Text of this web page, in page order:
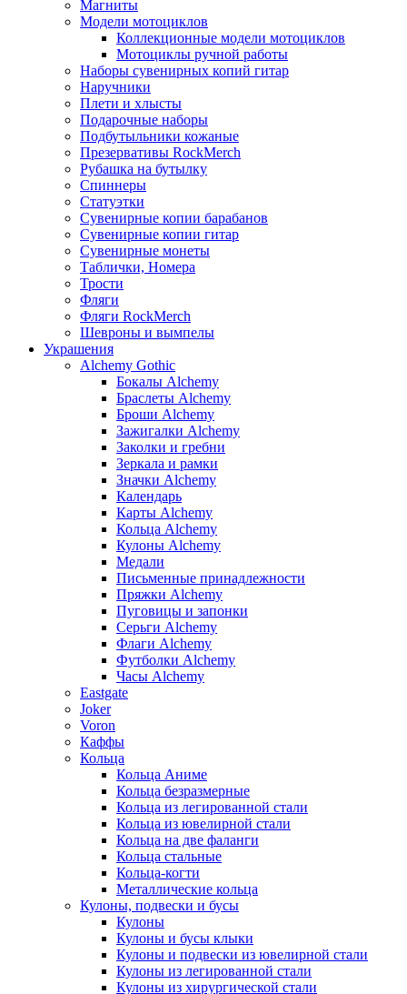
Магниты
Модели мотоциклов
Коллекционные модели мотоциклов
Мотоциклы ручной работы
Наборы сувенирных копий гитар
Наручники
Плети и хлысты
Подарочные наборы
Подбутыльники кожаные
Презервативы RockMerch
Рубашка на бутылку
Спиннеры
Статуэтки
Сувенирные копии барабанов
Сувенирные копии гитар
Сувенирные монеты
Таблички, Номера
Трости
Фляги
Фляги RockMerch
Шевроны и вымпелы
Украшения
Alchemy Gothic
Бокалы Alchemy
Браслеты Alchemy
Броши Alchemy
Зажигалки Alchemy
Заколки и гребни
Зеркала и рамки
Значки Alchemy
Календарь
Карты Alchemy
Кольца Alchemy
Кулоны Alchemy
Медали
Письменные принадлежности
Пряжки Alchemy
Пуговицы и запонки
Серьги Alchemy
Флаги Alchemy
Футболки Alchemy
Часы Alchemy
Eastgate
Joker
Voron
Каффы
Кольца
Кольца Аниме
Кольца безразмерные
Кольца из легированной стали
Кольца из ювелирной стали
Кольца на две фаланги
Кольца стальные
Кольца-когти
Металлические кольца
Кулоны, подвески и бусы
Кулоны
Кулоны и бусы клыки
Кулоны и подвески из ювелирной стали
Кулоны из легированной стали
Кулоны из хирургической стали